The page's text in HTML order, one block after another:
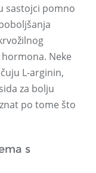
sastojci pomno
Neke
L-arginin,
za bolju
po tome što
s